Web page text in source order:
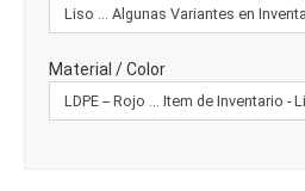
Material / Color